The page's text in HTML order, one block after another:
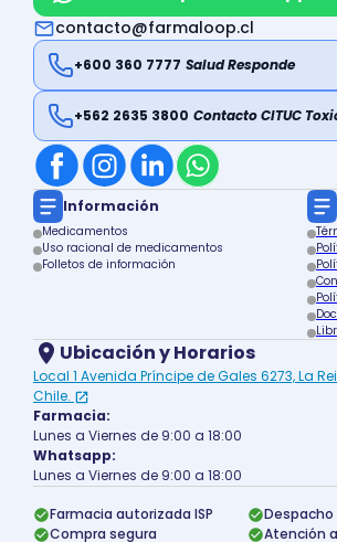
contacto@farmaloop.cl
+600 360 7777 Salud Responde
+562 2635 3800 Contacto CITUC
Información
Medicamentos
Uso racional de medicamentos
Folletos de información
Ubicación y Horarios
Local 1 Avenida Príncipe de Gales 6273, La
Chile.
Farmacia:
Lunes a Viernes de 9:00 a 18:00
Whatsapp:
Lunes a Viernes de 9:00 a 18:00
Farmacia autorizada ISP
Compra segura
Atención